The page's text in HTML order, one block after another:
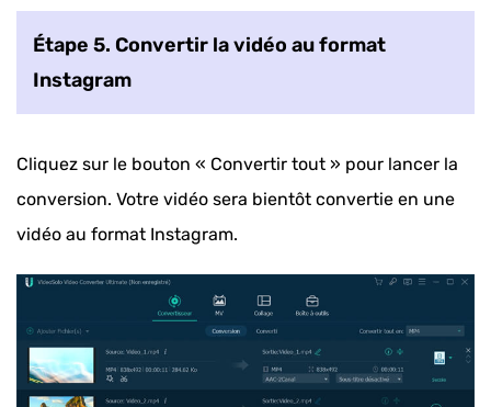
Étape 5. Convertir la vidéo au format
Instagram
Cliquez sur le bouton « Convertir tout » pour lancer la
conversion. Votre vidéo sera bientôt convertie en une
vidéo au format Instagram.